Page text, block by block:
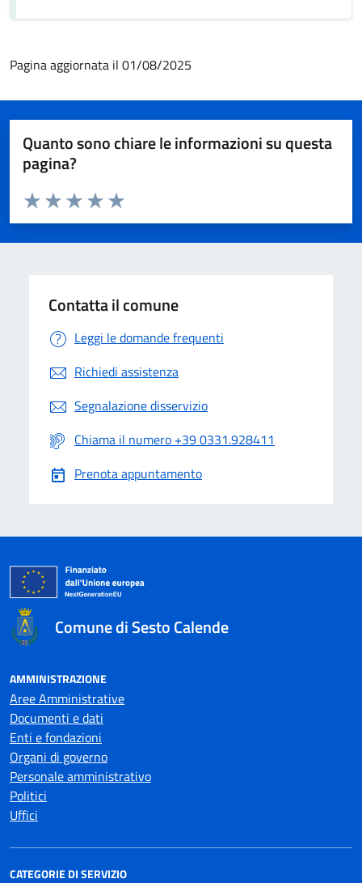
Pagina aggiornata il 01/08/2025
Quanto sono chiare le informazioni su questa
pagina?
Valuta da 1 a 5 stelle la pagina
Valuta 5 stelle su 5
Valuta 4 stelle su 5
Valuta 3 stelle su 5
Valuta 2 stelle su 5
Valuta 1 stelle su 5
Contatta il comune
Leggi le domande frequenti
Richiedi assistenza
Segnalazione disservizio
Chiama il numero +39 0331.928411
Prenota appuntamento
Comune di Sesto Calende
AMMINISTRAZIONE
Aree Amministrative
Documenti e dati
Enti e fondazioni
Organi di governo
Personale amministrativo
Politici
Uffici
CATEGORIE DI SERVIZIO